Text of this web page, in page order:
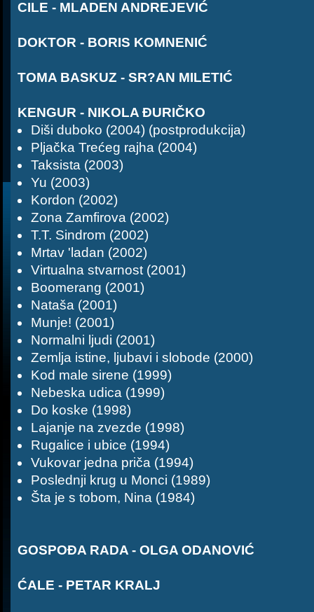
CILE - MLADEN ANDREJEVIĆ
DOKTOR - BORIS KOMNENIĆ
TOMA BASKUZ - SR?AN MILETIĆ
KENGUR - NIKOLA ĐURIČKO
Diši duboko (2004) (postprodukcija)
Pljačka Trećeg rajha (2004)
Taksista (2003)
Yu (2003)
Kordon (2002)
Zona Zamfirova (2002)
T.T. Sindrom (2002)
Mrtav 'ladan (2002)
Virtualna stvarnost (2001)
Boomerang (2001)
Nataša (2001)
Munje! (2001)
Normalni ljudi (2001)
Zemlja istine, ljubavi i slobode (2000)
Kod male sirene (1999)
Nebeska udica (1999)
Do koske (1998)
Lajanje na zvezde (1998)
Rugalice i ubice (1994)
Vukovar jedna priča (1994)
Poslednji krug u Monci (1989)
Šta je s tobom, Nina (1984)
GOSPOĐA RADA - OLGA ODANOVIĆ
ĆALE - PETAR KRALJ